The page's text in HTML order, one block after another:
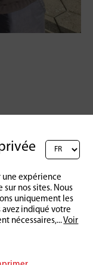
une expérience
nos sites. Nous
uniquement les
indiqué votre
nécessaires,...Voir